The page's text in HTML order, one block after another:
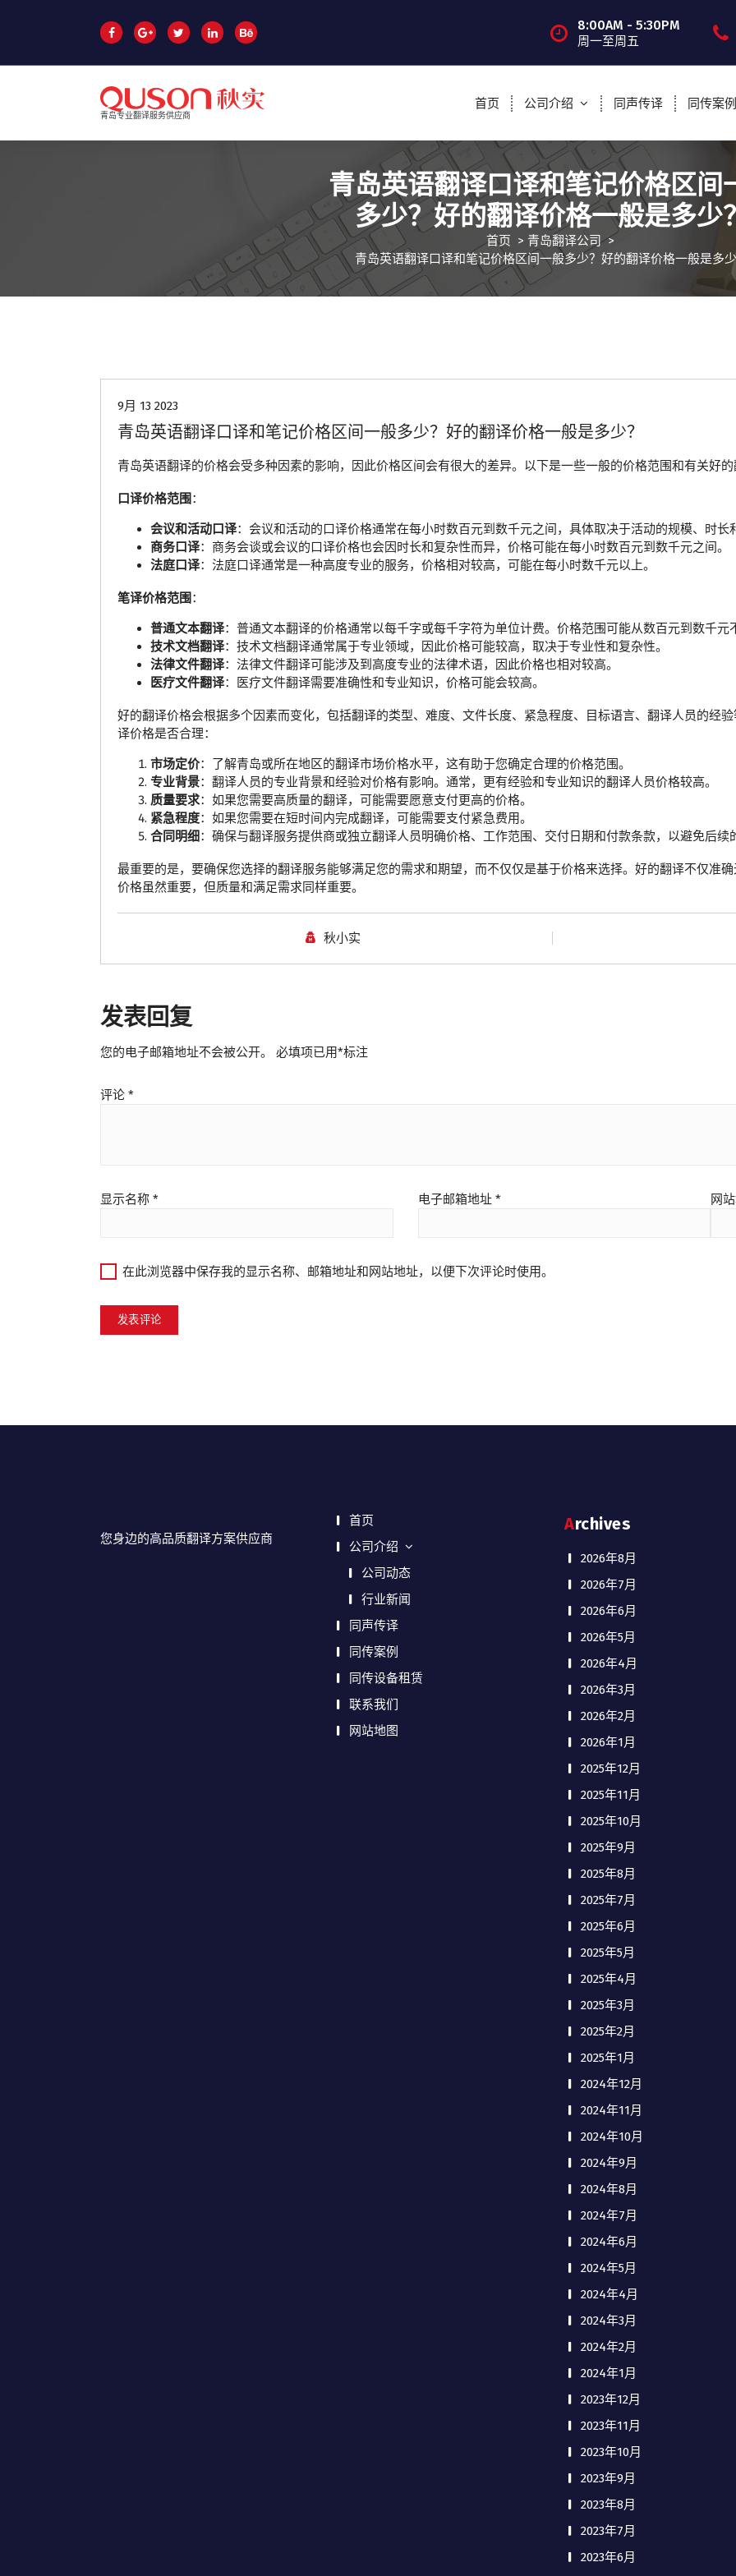
文
8:00AM - 5:30PM
周一至周五
青岛专业翻译服务供应商
首页 公司介绍 同声传译 同传案例
青岛英语翻译口译和笔记价格区间
多少？好的翻译价格一般是多少
首页 > 青岛翻译公司>
青岛英语翻译口译和笔记价格区间一般多少？好的翻译价格一般是多
9月 13 2023
青岛英语翻译口译和笔记价格区间一般多少？好的翻译价格一般是多少？
青岛英语翻译的价格会受多种因素的影响，因此价格区间会有很大的差异。以下是一些一般的价格范围和有关好
口译价格范围 ：
会议和活动口译：会议和活动的口译价格通常在每小时数百元到数千元之间，具体取决于活动的规模、时长
商务口译：商务会谈或会议的口译价格也会因时长和复杂性而异，价格可能在每小时数百元到数千元之间。
法庭口译：法庭口译通常是一种高度专业的服务，价格相对较高，可能在每小时数千元以上。
笔译价格范围 ：
普通文本翻译：普通文本翻译的价格通常以每千字或每千字符为单位计费。价格范围可能从数百元到数千元
技术文档翻译：技术文档翻译通常属于专业领域，因此价格可能较高，取决于专业性和复杂性。
法律文件翻译：法律文件翻译可能涉及到高度专业的法律术语，因此价格也相对较高。
医疗文件翻译：医疗文件翻译需要准确性和专业知识，价格可能会较高。
好的翻译价格会根据多个因素而变化，包括翻译的类型、难度、文件长度、紧急程度、目标语言、翻译人员的经
译价格是否合理：
市场定价：了解青岛或所在地区的翻译市场价格水平，这有助于您确定合理的价格范围。
专业背景：翻译人员的专业背景和经验对价格有影响。通常，更有经验和专业知识的翻译人员价格较高。
质量要求：如果您需要高质量的翻译，可能需要愿意支付更高的价格。
紧急程度：如果您需要在短时间内完成翻译，可能需要支付紧急费用。
合同明细 ：确保与翻译服务提供商或独立翻译人员明确价格、工作范围、交付日期和付款条款，以避免后续
最重要的是，要确保您选择的翻译服务能够满足您的需求和期望，而不仅仅是基于价格来选择。好的翻译不仅准
价格虽然重要，但质量和满足需求同样重要。
秋小实
发表回复
您的电子邮箱地址不会被公开。 必填项已用*标注
评论 *
显示名称 * 电子邮箱地址 * 网
在此浏览器中保存我的显示名称、邮箱地址和网站地址，以便下次评论时使用。
您身边的高品质翻译方案供应商
首页
公司介绍
公司动态
行业新闻
同声传译
同传案例
同传设备租赁
联系我们
网站地图
Archives
2026年8月
2026年7月
2026年6月
2026年5月
2026年4月
2026年3月
2026年2月
2026年1月
2025年12月
2025年11月
2025年10月
2025年9月
2025年8月
2025年7月
2025年6月
2025年5月
2025年4月
2025年3月
2025年2月
2025年1月
2024年12月
2024年11月
2024年10月
2024年9月
2024年8月
2024年7月
2024年6月
2024年5月
2024年4月
2024年3月
2024年2月
2024年1月
2023年12月
2023年11月
2023年10月
2023年9月
2023年8月
2023年7月
2023年6月